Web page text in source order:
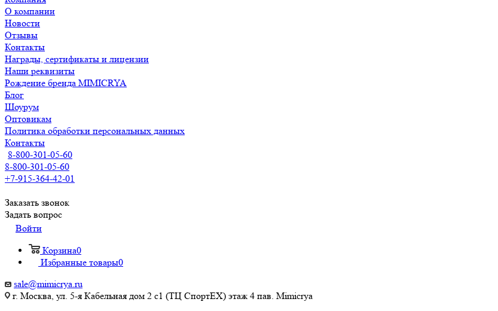
О компании
Новости
Отзывы
Контакты
Награды, сертификаты и лицензии
Наши реквизиты
Рождение бренда MIMICRYA
Блог
Шоурум
Оптовикам
Политика обработки персональных данных
Контакты
8-800-301-05-60
8-800-301-05-60
+7-915-364-42-01
Заказать звонок
Задать вопрос
Войти
Корзина0
Избранные товары0
sale@mimicrya.ru
г. Москва, ул. 5-я Кабельная дом 2 с1 (ТЦ СпортEX) этаж 4 пав. Mimicrya